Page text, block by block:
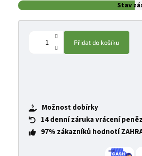
Stav
Přidat do košíku
Možnost dobírky
14 denní záruka vrácení peněz
97% zákazníků hodnotí